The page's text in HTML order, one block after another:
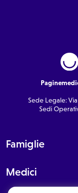
Sede Legale:
Sedi
Famiglie
Medici